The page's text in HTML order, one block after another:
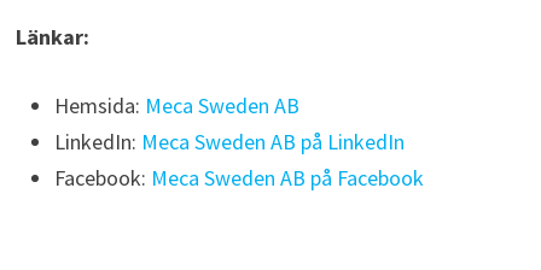
Länkar:
Hemsida: Meca Sweden AB
LinkedIn: Meca Sweden AB på LinkedIn
Facebook: Meca Sweden AB på Facebook